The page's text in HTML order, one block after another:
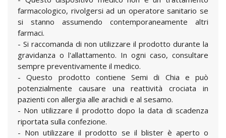
farmacologico, rivolgersi ad un operatore sanitario se
si stanno assumendo contemporaneamente altri
farmaci.
- Si raccomanda di non utilizzare il prodotto durante la
gravidanza o l'allattamento. In ogni caso, consultare
sempre preventivamente il medico.
- Questo prodotto contiene Semi di Chia e può
potenzialmente causare una reattività crociata in
pazienti con allergia alle arachidi e al sesamo.
- Non utilizzare il prodotto dopo la data di scadenza
riportata sulla confezione.
- Non utilizzare il prodotto se il blister è aperto o